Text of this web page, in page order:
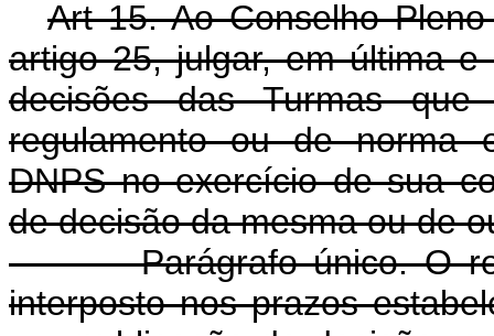
Art 15. Ao Conselho
artigo 25, julgar, em última
decisões das Turmas
regulamento ou de norma
DNPS no exercício de sua
de decisão da mesma ou de
Parágrafo único. O
interposto nos prazos